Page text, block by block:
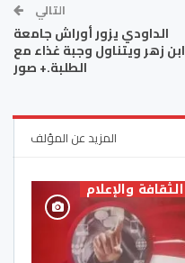
التالي
الداودي يزور أوراش جامعة
ابن زهر ويتناول وجبة غذاء مع
الطلبة.+ صور
المزيد عن المؤلف
الثقافة والإعلام